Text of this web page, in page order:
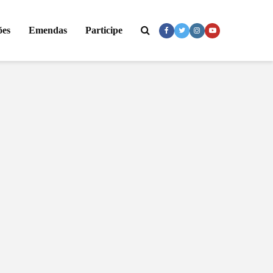
Emendas Participe